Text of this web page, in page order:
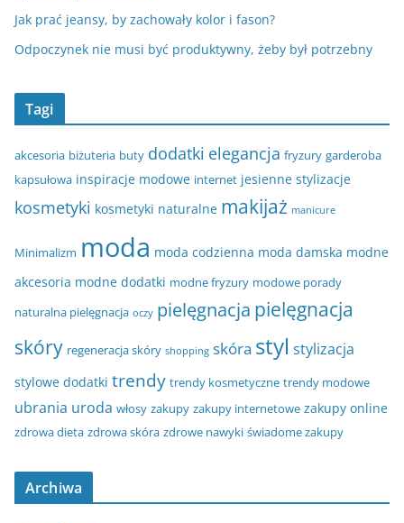
Jak prać jeansy, by zachowały kolor i fason?
Odpoczynek nie musi być produktywny, żeby był potrzebny
Tagi
akcesoria biżuteria buty dodatki elegancja fryzury garderoba
kapsułowa inspiracje modowe internet jesienne stylizacje
kosmetyki kosmetyki naturalne makijaż manicure
Minimalizm moda moda codzienna moda damska modne
akcesoria modne dodatki modne fryzury modowe porady
naturalna pielęgnacja oczy pielęgnacja pielęgnacja
skóry regeneracja skóry shopping skóra styl stylizacja
stylowe dodatki trendy trendy kosmetyczne trendy modowe
ubrania uroda włosy zakupy zakupy internetowe zakupy online
zdrowa dieta zdrowa skóra zdrowe nawyki świadome zakupy
Archiwa